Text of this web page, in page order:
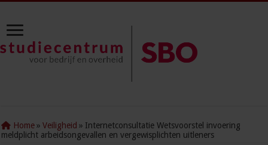
Home » Veiligheid » Internetconsultatie Wetsvoorstel invoering
meldplicht arbeidsongevallen en vergewisplichten uitleners